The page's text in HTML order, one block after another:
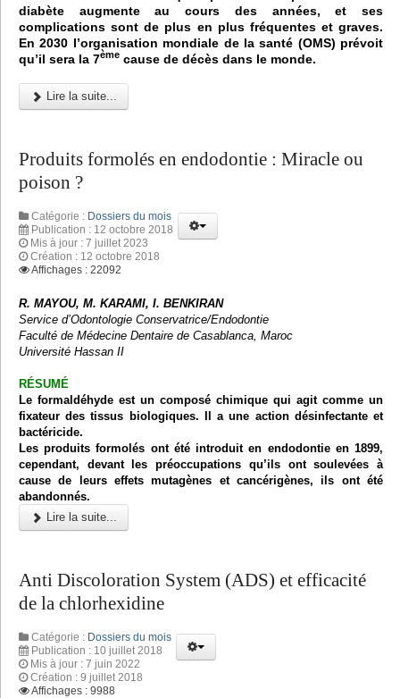
diabète augmente au cours des années, et ses
complications sont de plus en plus fréquentes et graves.
En 2030 l’organisation mondiale de la santé (OMS) prévoit
qu’il sera la 7ème cause de décès dans le monde.
Lire la suite...
Produits formolés en endodontie : Miracle ou
poison ?
Catégorie : Dossiers du mois
Publication : 12 octobre 2018
Mis à jour : 7 juillet 2023
Création : 12 octobre 2018
Affichages : 22092
R. MAYOU, M. KARAMI, I. BENKIRAN
Service d’Odontologie Conservatrice/Endodontie
Faculté de Médecine Dentaire de Casablanca, Maroc
Université Hassan II
RÉSUMÉ
Le formaldéhyde est un composé chimique qui agit comme un
fixateur des tissus biologiques. Il a une action désinfectante et
bactéricide.
Les produits formolés ont été introduit en endodontie en 1899,
cependant, devant les préoccupations qu’ils ont soulevées à
cause de leurs effets mutagènes et cancérigènes, ils ont été
abandonnés.
Lire la suite...
Anti Discoloration System (ADS) et efficacité
de la chlorhexidine
Catégorie : Dossiers du mois
Publication : 10 juillet 2018
Mis à jour : 7 juin 2022
Création : 9 juillet 2018
Affichages : 9988